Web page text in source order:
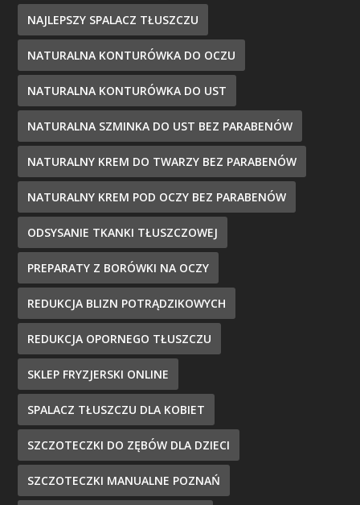
NAJLEPSZY SPALACZ TŁUSZCZU
NATURALNA KONTURÓWKA DO OCZU
NATURALNA KONTURÓWKA DO UST
NATURALNA SZMINKA DO UST BEZ PARABENÓW
NATURALNY KREM DO TWARZY BEZ PARABENÓW
NATURALNY KREM POD OCZY BEZ PARABENÓW
ODSYSANIE TKANKI TŁUSZCZOWEJ
PREPARATY Z BORÓWKI NA OCZY
REDUKCJA BLIZN POTRĄDZIKOWYCH
REDUKCJA OPORNEGO TŁUSZCZU
SKLEP FRYZJERSKI ONLINE
SPALACZ TŁUSZCZU DLA KOBIET
SZCZOTECZKI DO ZĘBÓW DLA DZIECI
SZCZOTECZKI MANUALNE POZNAŃ